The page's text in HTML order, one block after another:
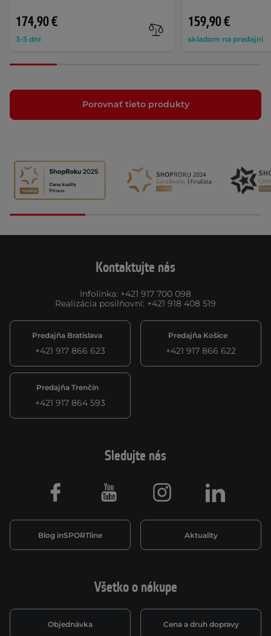
174,90 €
3-5 dní
159,90 €
skladom na predajni
Porovnať tieto produkty
Kontaktujte nás
Infolinka: +421 917 700 098
Realizácia posilňovní: +421 918 408 519
Predajňa Bratislava
+421 917 866 623
Predajňa Košice
+421 917 866 622
Predajňa Trenčín
+421 917 864 593
Všetko o nákupe
Objednávka Cena a druh dopravy
Sledujte nás
Blog inSPORTline Aktuality
Facebook Youtube Instagram LinkedIn